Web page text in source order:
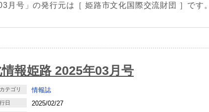
月号」の発行元は［ 姫路市文化国際交流財団 ］です。
報姫路 2025年03月号
テゴリ 情報誌
日 2025/02/27